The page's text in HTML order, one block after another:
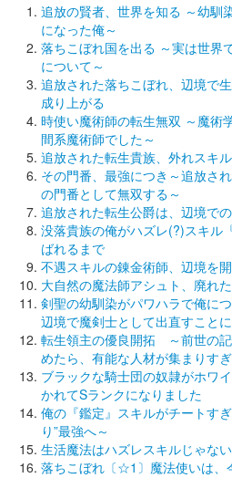
追放の賢者、世界を知る ～幼馴
になった俺～
落ちこぼれ国を出る ～実は世界
について～
追放された落ちこぼれ、辺境で
成り上がる
時使い魔術師の転生無双 ～魔術
間系魔術師でした～
追放された転生貴族、外れスキ
その門番、最強につき～追放さ
の門番として無双する～
追放された転生公爵は、辺境で
没落貴族の俺がハズレ(?)スキル
ばれるまで
不遇スキルの錬金術師、辺境を
大自然の魔法師アシュト、廃れ
剣聖の幼馴染がパワハラで俺に
辺境で魔剣士として出直すことに
転生領主の優良開拓 ～前世の
めたら、有能な人材が集まりす
ブラックな騎士団の奴隷がホワ
かれてSランクになりました
俺の『鑑定』スキルがチートす
り”最強へ～
生活魔法はハズレスキルじゃない
落ちこぼれ〔☆1〕魔法使いは、